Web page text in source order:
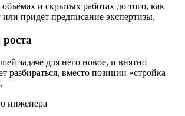
и скрытых работах до того, как
или придёт предписание экспертизы.
роста
задаче для него новое, и внятно
разбираться, вместо позиции «стройка
инженера